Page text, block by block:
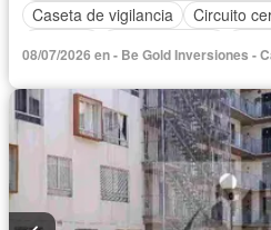
Caseta de vigilancia
Circuito
Gas natural
Internet Jardín
Seguridad
Televisión por cable
Sin amueblar
08/07/2026 en - Be Gold Inversiones -